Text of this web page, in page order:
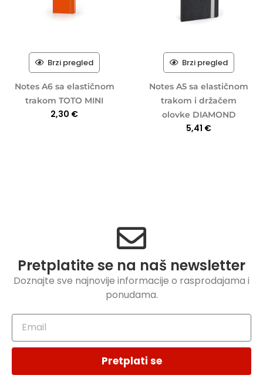
Brzi pregled
Notes A6 sa elastičnom
trakom TOTO MINI
2,30 €
Brzi pregled
Notes A5 sa elastičnom
trakom i držačem
olovke DIAMOND
5,41 €
Pretplatite se na naš newsletter
Doznajte sve najnovije informacije o rasprodajama i
ponudama.
Pretplati se